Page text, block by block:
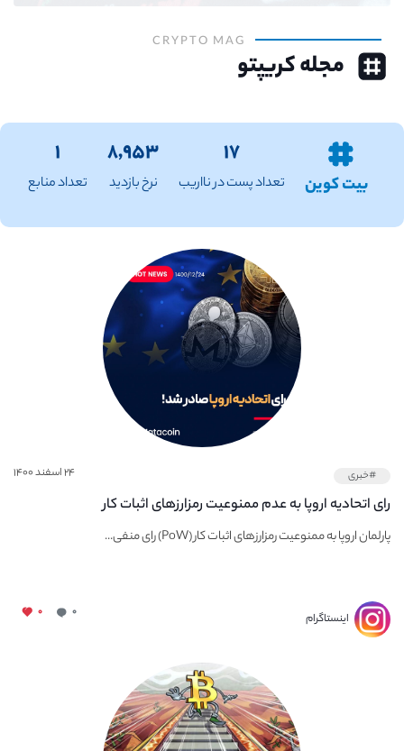
CRYPTO MAG
مجله کریپتو
بیت کوین
۱۷
تعداد پست در نااریب
۸,۹۵۳
نرخ بازدید
۱
تعداد منابع
#خبری ۲۴ اسفند ۱۴۰۰
رای اتحادیه اروپا به عدم ممنوعیت رمزارزهای اثبات کار
پارلمان اروپا به ممنوعیت رمزارزهای اثبات کار (PoW) رای منفی...
اینستاگرام ۰ ۰